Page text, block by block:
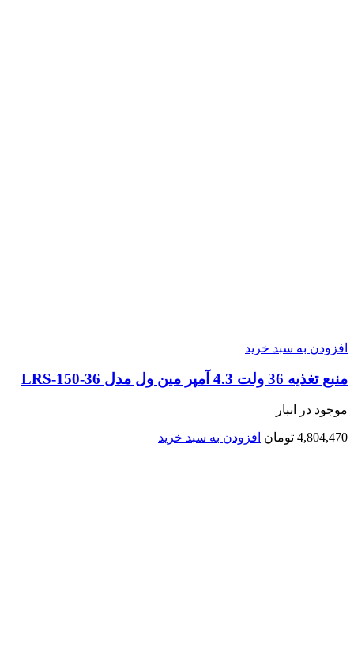
افزودن به سبد خرید
منبع تغذیه 36 ولت 4.3 آمپر مین ول مدل LRS-150-36
موجود در انبار
4,804,470 تومان افزودن به سبد خرید